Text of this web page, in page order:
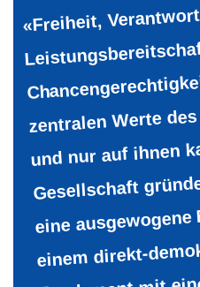
«Freiheit,
zentralen Werte
und nur auf ihnen
Gesellschaft
eine
einem direkt-